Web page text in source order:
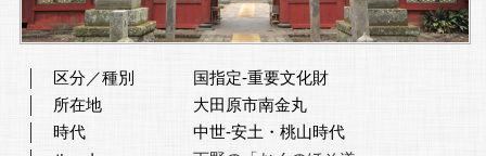
区分／種別
国指定-重要文化財
所在地
大田原市南金丸
時代
中世-安土・桃山時代